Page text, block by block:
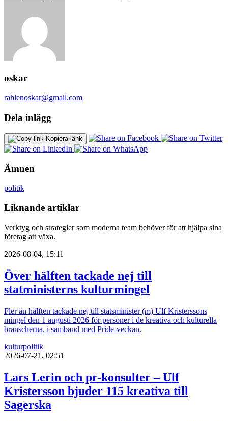
oskar
rahlenoskar@gmail.com
Dela inlägg
Kopiera länk
Ämnen
politik
Liknande artiklar
Verktyg och strategier som moderna team behöver för att hjälpa sina
företag att växa.
2026-08-04, 15:11
Över hälften tackade nej till
statministerns kulturmingel
Fler än hälften tackade nej till statsminister (m) Ulf Kristerssons
mingel den 1 augusti 2026 för personer i de kreativa och kulturella
branscherna, i samband med Pride-veckan.
kulturpolitik
2026-07-21, 02:51
Lars Lerin och pr-konsulter – Ulf
Kristersson bjuder 115 kreativa till
Sagerska